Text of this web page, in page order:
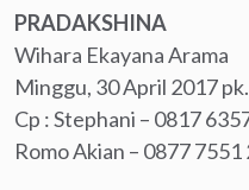
PRADAKSHINA
Wihara Ekayana Arama
Minggu, 30 April 2017
Cp : Stephani – ‪0817
Romo Akian – ‪0877 7551